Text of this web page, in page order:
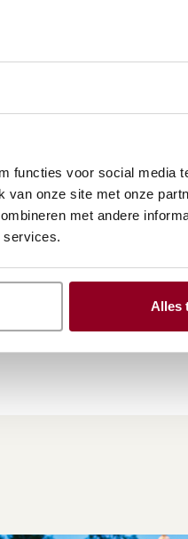
functies voor social media
van onze site met onze
met andere
services.
Alles
(excl. btw)
info